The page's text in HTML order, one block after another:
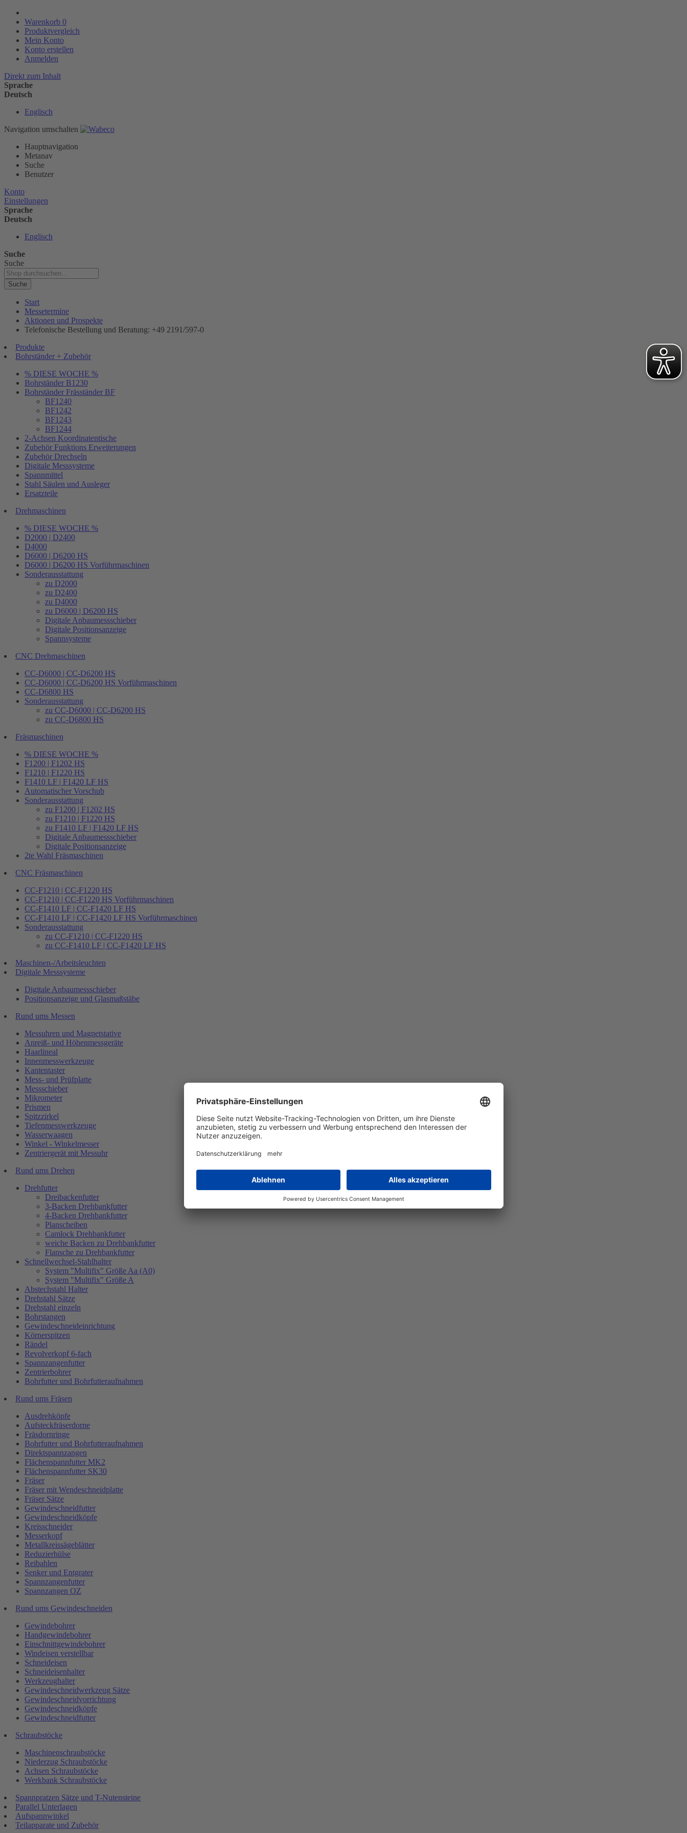
Warenkorb 0
Produktvergleich
Mein Konto
Konto erstellen
Anmelden
Direkt zum Inhalt
Sprache
Deutsch
Englisch
Navigation umschalten
Hauptnavigation
Metanav
Suche
Benutzer
Konto
Einstellungen
Sprache
Deutsch
Englisch
Suche
Suche
Suche
Start
Messetermine
Aktionen und Prospekte
Telefonische Bestellung und Beratung: +49 2191/597-0
Produkte
Bohrständer + Zubehör
% DIESE WOCHE %
Bohrständer B1230
Bohrständer Fräsständer BF
BF1240
BF1242
BF1243
BF1244
2-Achsen Koordinatentische
Zubehör Funktions Erweiterungen
Zubehör Drechseln
Digitale Messsysteme
Spannmittel
Stahl Säulen und Ausleger
Ersatzteile
Drehmaschinen
% DIESE WOCHE %
D2000 | D2400
D4000
D6000 | D6200 HS
D6000 | D6200 HS Vorführmaschinen
Sonderausstattung
zu D2000
zu D2400
zu D4000
zu D6000 | D6200 HS
Digitale Anbaumessschieber
Digitale Positionsanzeige
Spannsysteme
CNC Drehmaschinen
CC-D6000 | CC-D6200 HS
CC-D6000 | CC-D6200 HS Vorführmaschinen
CC-D6800 HS
Sonderausstattung
zu CC-D6000 | CC-D6200 HS
zu CC-D6800 HS
Fräsmaschinen
% DIESE WOCHE %
F1200 | F1202 HS
F1210 | F1220 HS
F1410 LF | F1420 LF HS
Automatischer Vorschub
Sonderausstattung
zu F1200 | F1202 HS
zu F1210 | F1220 HS
zu F1410 LF | F1420 LF HS
Digitale Anbaumessschieber
Digitale Positionsanzeige
2te Wahl Fräsmaschinen
CNC Fräsmaschinen
CC-F1210 | CC-F1220 HS
CC-F1210 | CC-F1220 HS Vorführmaschinen
CC-F1410 LF | CC-F1420 LF HS
CC-F1410 LF | CC-F1420 LF HS Vorführmaschinen
Sonderausstattung
zu CC-F1210 | CC-F1220 HS
zu CC-F1410 LF | CC-F1420 LF HS
Maschinen-/Arbeitsleuchten
Digitale Messsysteme
Digitale Anbaumessschieber
Positionsanzeige und Glasmaßstäbe
Rund ums Messen
Messuhren und Magnetstative
Anreiß- und Höhenmessgeräte
Haarlineal
Innenmesswerkzeuge
Kantentaster
Mess- und Prüfplatte
Messschieber
Mikrometer
Prismen
Spitzzirkel
Tiefenmesswerkzeuge
Wasserwaagen
Winkel - Winkelmesser
Zentriergerät mit Messuhr
Rund ums Drehen
Drehfutter
Dreibackenfutter
3-Backen Drehbankfutter
4-Backen Drehbankfutter
Planscheiben
Camlock Drehbankfutter
weiche Backen zu Drehbankfutter
Flansche zu Drehbankfutter
Schnellwechsel-Stahlhalter
System "Multifix" Größe Aa (A0)
System "Multifix" Größe A
Abstechstahl Halter
Drehstahl Sätze
Drehstahl einzeln
Bohrstangen
Gewindeschneideinrichtung
Körnerspitzen
Rändel
Revolverkopf 6-fach
Spannzangenfutter
Zentrierbohrer
Bohrfutter und Bohrfutteraufnahmen
Rund ums Fräsen
Ausdrehköpfe
Aufsteckfräserdorne
Fräsdornringe
Bohrfutter und Bohrfutteraufnahmen
Direktspannzangen
Flächenspannfutter MK2
Flächenspannfutter SK30
Fräser
Fräser mit Wendeschneidplatte
Fräser Sätze
Gewindeschneidfutter
Gewindeschneidköpfe
Kreisschneider
Messerkopf
Metallkreissägeblätter
Reduzierhülse
Reibahlen
Senker und Entgrater
Spannzangenfutter
Spannzangen OZ
Rund ums Gewindeschneiden
Gewindebohrer
Handgewindebohrer
Einschnittgewindebohrer
Windeisen verstellbar
Schneideisen
Schneideisenhalter
Werkzeughalter
Gewindeschneidwerkzeug Sätze
Gewindeschneidvorrichtung
Gewindeschneidköpfe
Gewindeschneidfutter
Schraubstöcke
Maschinenschraubstöcke
Niederzug Schraubstöcke
Achsen Schraubstöcke
Werkbank Schraubstöcke
Spannpratzen Sätze und T-Nutensteine
Parallel Unterlagen
Aufspannwinkel
Teilapparate und Zubehör